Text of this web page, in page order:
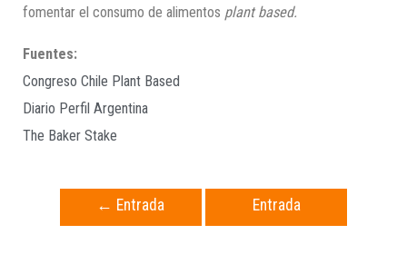
fomentar el consumo de alimentos plant based.
Fuentes:
Congreso Chile Plant Based
Diario Perfil Argentina
The Baker Stake
← Entrada
Entrada